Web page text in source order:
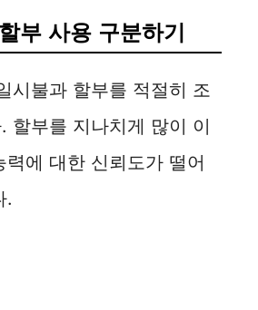
부 사용 구분하기
시불과 할부를 적절히 조
할부를 지나치게 많이 이
력에 대한 신뢰도가 떨어
.